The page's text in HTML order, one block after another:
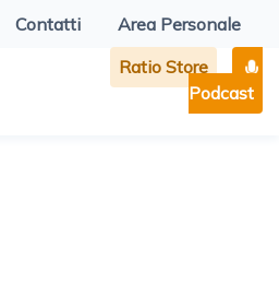
Contatti Area Personale
Ratio Store
Podcast